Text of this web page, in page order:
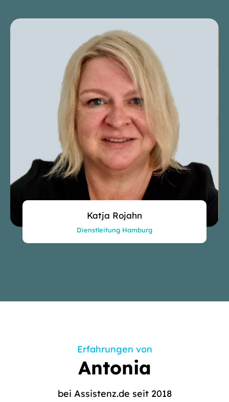
Katja Rojahn
Dienstleitung Hamburg
Erfahrungen von
Antonia
bei Assistenz.de seit 2018